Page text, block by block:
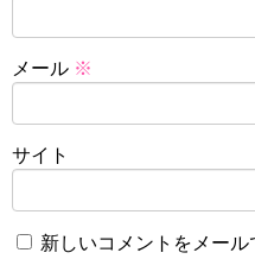
メール ※
サイト
新しいコメントをメール